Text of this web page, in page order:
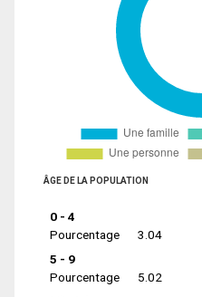
ÂGE DE LA POPULATION
0 - 4
Pourcentage
3.04
5 - 9
Pourcentage
5.02